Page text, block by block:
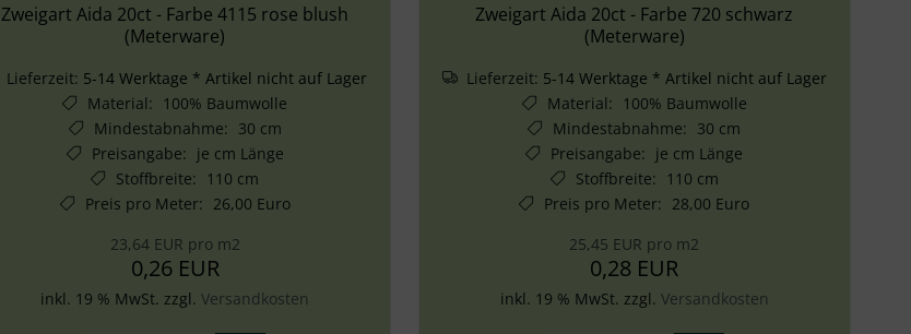
Zweigart Aida 20ct - Farbe 4115 rose blush
(Meterware)
Lieferzeit: 5-14 Werktage * Artikel nicht auf Lager
Material: 100% Baumwolle
Mindestabnahme: 30 cm
Preisangabe: je cm Länge
Stoffbreite: 110 cm
Preis pro Meter: 26,00 Euro
23,64 EUR pro m2
0,26 EUR
inkl. 19 % MwSt. zzgl.Versandkosten
Zweigart Aida 20ct - Farbe 720 schwarz
(Meterware)
Lieferzeit: 5-14 Werktage * Artikel nicht auf Lager
Material: 100% Baumwolle
Mindestabnahme: 30 cm
Preisangabe: je cm Länge
Stoffbreite: 110 cm
Preis pro Meter: 28,00 Euro
25,45 EUR pro m2
0,28 EUR
inkl. 19 % MwSt. zzgl. Versandkosten